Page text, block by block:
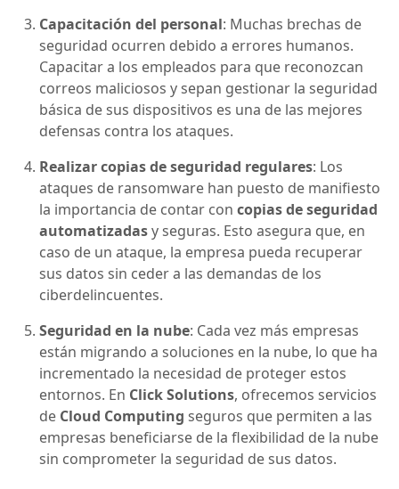
Capacitación del personal: Muchas brechas de
seguridad ocurren debido a errores humanos.
Capacitar a los empleados para que reconozcan
correos maliciosos y sepan gestionar la seguridad
básica de sus dispositivos es una de las mejores
defensas contra los ataques.
Realizar copias de seguridad regulares: Los
ataques de ransomware han puesto de manifiesto
la importancia de contar con copias de seguridad
automatizadasy seguras. Esto asegura que, en
caso de un ataque, la empresa pueda recuperar
sus datos sin ceder a las demandas de los
ciberdelincuentes.
Seguridad en la nube: Cada vez más empresas
están migrando a soluciones en la nube, lo que ha
incrementado la necesidad de proteger estos
entornos. En Click Solutions, ofrecemos servicios
de Cloud Computing seguros que permiten a las
empresas beneficiarse de la flexibilidad de la nube
sin comprometer la seguridad de sus datos.